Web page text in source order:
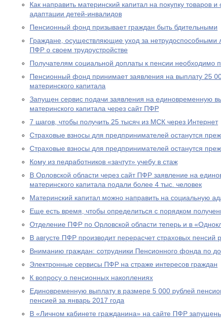
Как направить материнский капитал на покупку товаров
адаптации детей-инвалидов
Пенсионный фонд призывает граждан быть бдительными
Граждане, осуществляющие уход за
ПФР о своем трудоустройстве
Получателям социальной доплаты к пенсии необходимо
Пенсионный фонд принимает заявления на выплату 25
материнского капитала
Запущен сервис подачи заявления на единовременную
материнского капитала через сайт ПФР
7 шагов, чтобы получить 25 тысяч из МСК через Интернет
Страховые взносы для предпринимателей останутся
Страховые взносы для предпринимателей останутся
Кому из педработников «зачтут» учебу в стаж
В Орловской области через сайт ПФР заявление на
материнского капитала подали более 4 тыс. человек
Материнский капитал можно направить на социальную
Еще есть время, чтобы определиться с порядком
Отделение ПФР по Орловской области теперь и в
В августе ПФР производит перерасчет страховых
Вниманию граждан: сотрудники Пенсионного фонда по
Электронные сервисы ПФР на страже интересов граждан
К вопросу о пенсионных накоплениях
Единовременную выплату в размере 5 000 рублей
пенсией за январь 2017 года
В «Личном кабинете гражданина» на сайте ПФР